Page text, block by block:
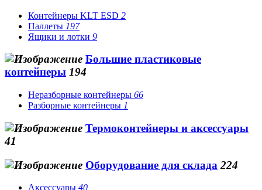
Контейнеры KLT ESD 2
Паллеты 197
Ящики и лотки 9
Большие пластиковые
контейнеры 194
Неразборные контейнеры 66
Разборные контейнеры 1
Термоконтейнеры и аксессуары
41
Оборудование для склада 224
Аксессуары 40